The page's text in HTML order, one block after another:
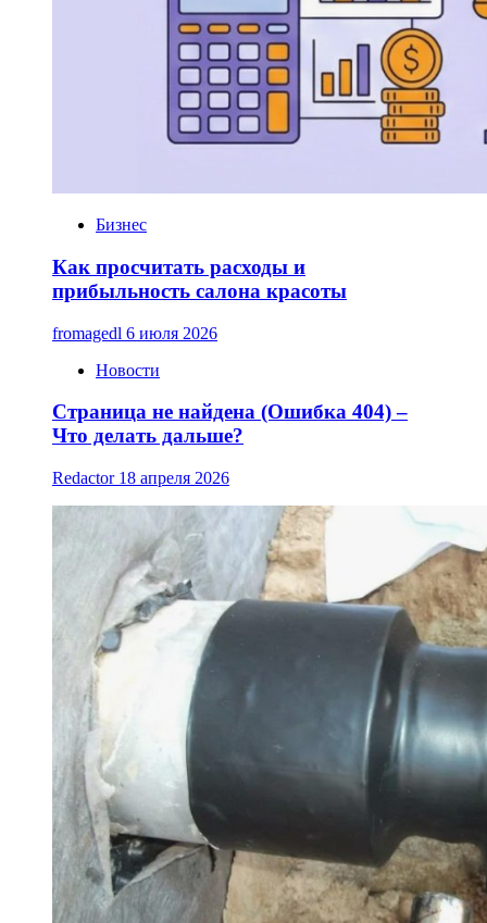
Бизнес
Как просчитать расходы и
прибыльность салона красоты
fromagedl 6 июля 2026
Новости
Страница не найдена (Ошибка 404) –
Что делать дальше?
Redactor 18 апреля 2026